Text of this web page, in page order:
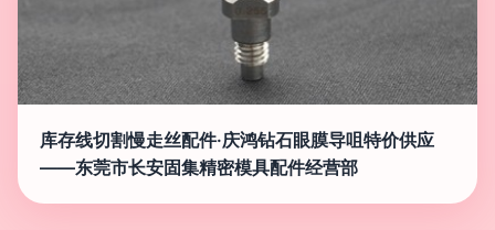
库存线切割慢走丝配件·庆鸿钻石眼膜导咀特价供应
——东莞市长安固集精密模具配件经营部